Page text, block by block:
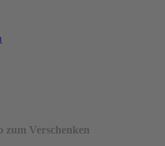
zum Verschenken